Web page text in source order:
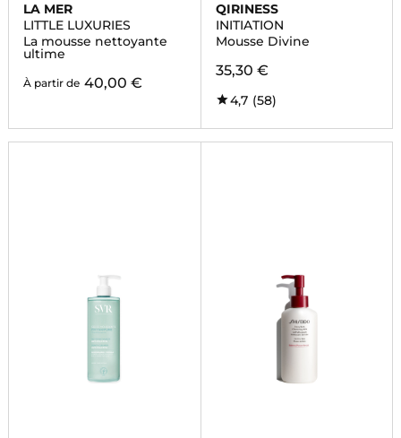
LA MER
LITTLE LUXURIES
La mousse nettoyante
ultime
À partir de 40,00 €
QIRINESS
INITIATION
Mousse Divine
35,30 €
4,7 (58)